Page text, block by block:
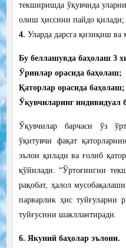
текширишда ўқувчида
олиш ҳиссини пайдо қилади;
4. Уларда дарсга қизиқиш ва
Бу беллашувда баҳолаш 3
Ўринлар орасида баҳолаш;
Қаторлар орасида баҳолаш;
Ўқувчиларинг индивидуал
Ўқувчилар барчаси ўз
ўқитувчи фақат
эълон қилади ва ғолиб
қўйилади. “Ўртоғингни
рақобат, ҳалол
парварлик ҳис туйғуларни
туйғусини шакллантиради.
6. Якуний баҳолар эълони.